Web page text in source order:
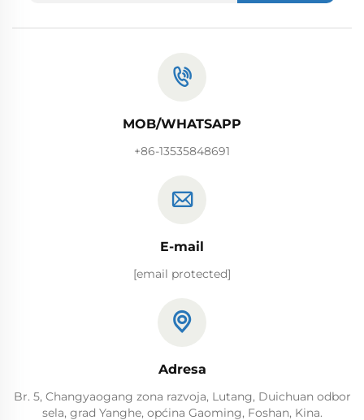
MOB/WHATSAPP
+86-13535848691
E-mail
[email protected]
Adresa
Br. 5, Changyaogang zona razvoja, Lutang, Duichuan odbor
sela, grad Yanghe, općina Gaoming, Foshan, Kina.